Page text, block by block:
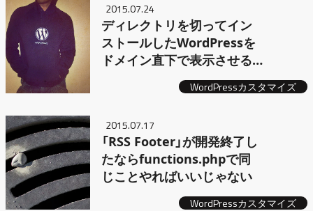
2015.07.24
ディレクトリを切ってイン
ストールしたWordPressを
ドメイン直下で表示させる
WordPressカスタマイズ
2015.07.17
「RSS Footer」が開発終了し
たならfunctions.phpで同
じことやればいいじゃない
WordPressカスタマイズ